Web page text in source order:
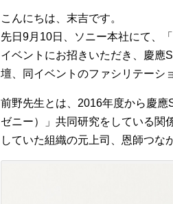
こんにちは、末吉です。
先日9月10日、ソニー本社にて、
イベントにお招きいただき、慶應
壇、同イベントのファシリテーシ
前野先生とは、2016年度から慶
ゼニー）」共同研究をしている関
していた組織の元上司、恩師つな